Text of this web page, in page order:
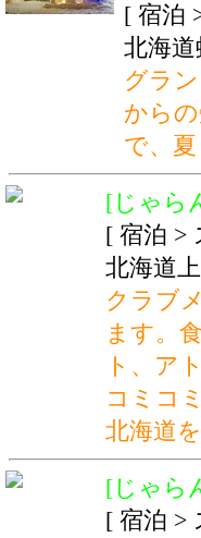
[ 宿泊
北海道
グラ
から
で、
[じゃら
[ 宿泊
北海道
クラブ
ます。
ト、ア
コミコ
北海道
[じゃら
[ 宿泊